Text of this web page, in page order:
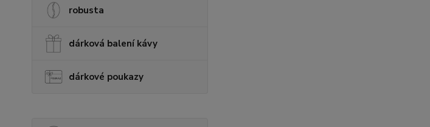
robusta
dárková balení kávy
dárkové poukazy